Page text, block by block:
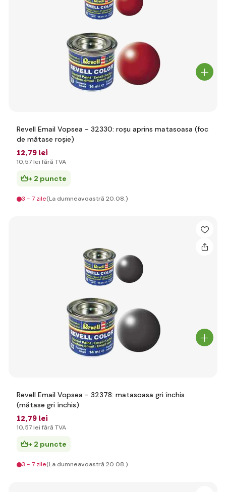
Revell Email Vopsea - 32330: roșu aprins matasoasa (foc
de mătase roșie)
12,79 lei
10,57 lei fără TVA
+ 2 puncte
3 - 7 zile(La dumneavoastră 20.08.)
Revell Email Vopsea - 32378: matasoasa gri închis
(mătase gri închis)
12,79 lei
10,57 lei fără TVA
+ 2 puncte
3 - 7 zile(La dumneavoastră 20.08.)